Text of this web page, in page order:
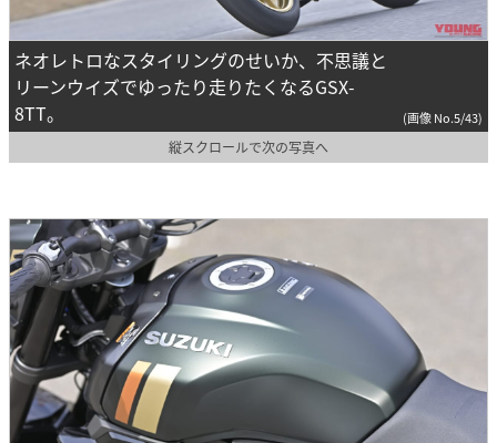
ネオレトロなスタイリングのせいか、不思議と
リーンウイズでゆったり走りたくなるGSX-
8TT。
(画像 No.5/43)
縦スクロールで次の写真へ